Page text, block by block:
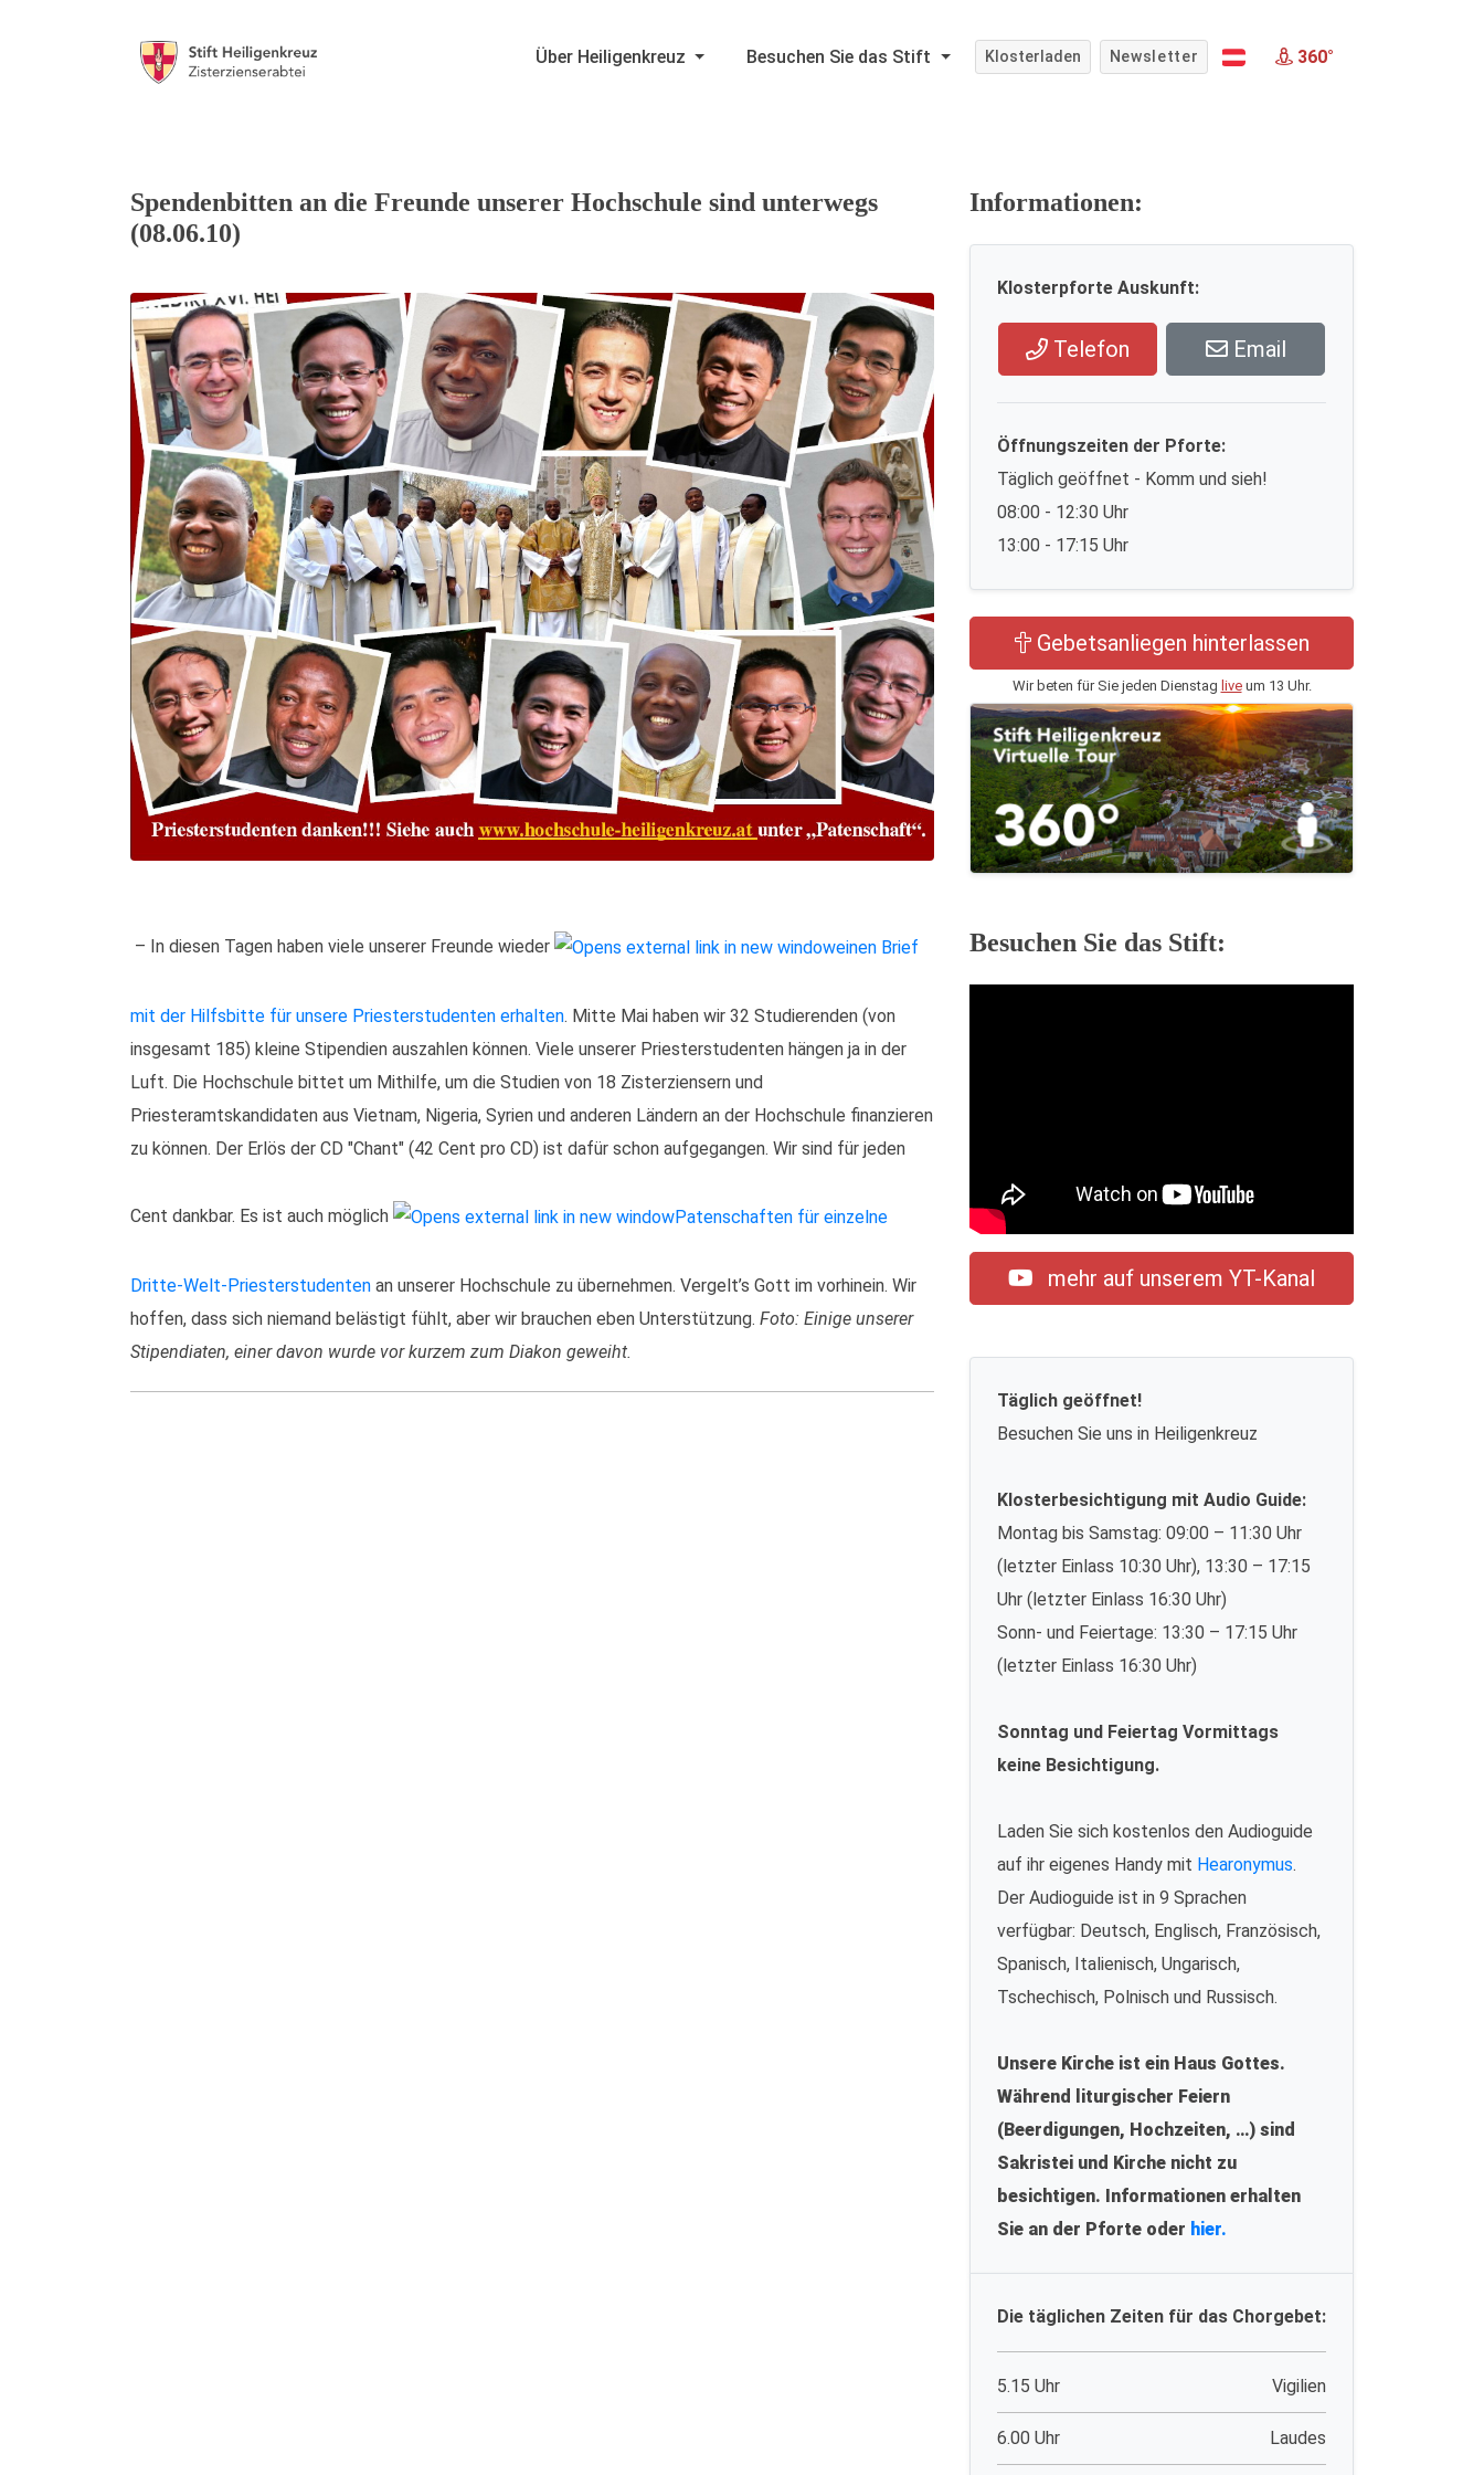
Über Heiligenkreuz Besuchen Sie das Stift Klosterladen Newsletter 360°
Spendenbitten an die Freunde unserer Hochschule sind unterwegs
(08.06.10)
– In diesen Tagen haben viele unserer Freunde wieder einen Brief
mit der Hilfsbitte für unsere Priesterstudenten erhalten. Mitte Mai haben wir 32 Studierenden (von
insgesamt 185) kleine Stipendien auszahlen können. Viele unserer Priesterstudenten hängen ja in der
Luft. Die Hochschule bittet um Mithilfe, um die Studien von 18 Zisterziensern und
Priesteramtskandidaten aus Vietnam, Nigeria, Syrien und anderen Ländern an der Hochschule finanzieren
zu können. Der Erlös der CD "Chant" (42 Cent pro CD) ist dafür schon aufgegangen. Wir sind für jeden
Cent dankbar. Es ist auch möglich Patenschaften für einzelne
Dritte-Welt-Priesterstudenten an unserer Hochschule zu übernehmen. Vergelt’s Gott im vorhinein. Wir
hoffen, dass sich niemand belästigt fühlt, aber wir brauchen eben Unterstützung. Foto: Einige unserer
Stipendiaten, einer davon wurde vor kurzem zum Diakon geweiht.
Informationen:
Klosterpforte Auskunft:
Telefon Email
Öffnungszeiten der Pforte:
Täglich geöffnet - Komm und sieh!
08:00 - 12:30 Uhr
13:00 - 17:15 Uhr
Gebetsanliegen hinterlassen
Wir beten für Sie jeden Dienstag liveum 13 Uhr.
Besuchen Sie das Stift:
mehr auf unserem YT-Kanal
Täglich geöffnet!
Besuchen Sie uns in Heiligenkreuz
Klosterbesichtigung mit Audio Guide:
Montag bis Samstag: 09:00 – 11:30 Uhr
(letzter Einlass 10:30 Uhr), 13:30 – 17:15
Uhr (letzter Einlass 16:30 Uhr)
Sonn- und Feiertage: 13:30 – 17:15 Uhr
(letzter Einlass 16:30 Uhr)
Sonntag und Feiertag Vormittags
keine Besichtigung.
Laden Sie sich kostenlos den Audioguide
auf ihr eigenes Handy mit Hearonymus.
Der Audioguide ist in 9 Sprachen
verfügbar: Deutsch, Englisch, Französisch,
Spanisch, Italienisch, Ungarisch,
Tschechisch, Polnisch und Russisch.
Unsere Kirche ist ein Haus Gottes.
Während liturgischer Feiern
(Beerdigungen, Hochzeiten, …) sind
Sakristei und Kirche nicht zu
besichtigen. Informationen erhalten
Sie an der Pforte oder hier.
Die täglichen Zeiten für das Chorgebet:
5.15 Uhr Vigilien
6.00 Uhr Laudes